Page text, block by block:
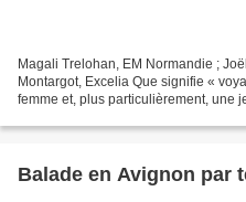
Magali Trelohan, EM Normandie ;
Montargot, Excelia Que signifie «
femme et, plus particulièrement, une
Balade en Avignon par